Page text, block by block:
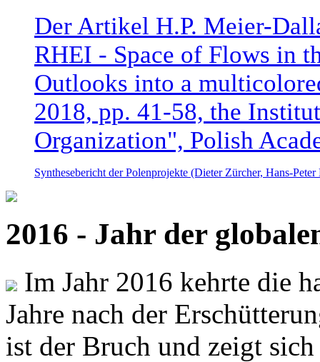
Der Artikel H.P. Meier-
RHEI - Space of Flows in
Outlooks into a
2018, pp. 41-58, the
Organization", Polish
Synthesebericht der Polenprojekte (Dieter Zürcher, Hans-
2016 - Jahr der
Im Jahr 2016 kehrte die
Jahre nach der
ist der Bruch und zeigt